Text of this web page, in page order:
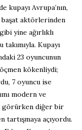
kupayı Avrupa’nın,
aktörlerinden
yine ağırlıklı
Kupayı
23 oyuncunun
kökenliydi;
7 oyuncu ise
modern ve
görürken diğer bir
tartışmaya açıyordu.